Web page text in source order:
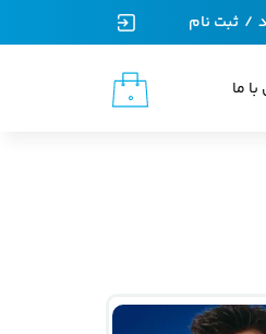
ما ۰
/ ثبت نام
گذر واژه